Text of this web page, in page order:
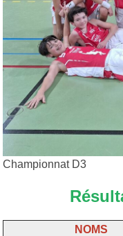
Championnat D3
NOMS